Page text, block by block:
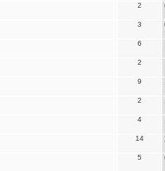
2
3
6
2
9
2
4
14
5